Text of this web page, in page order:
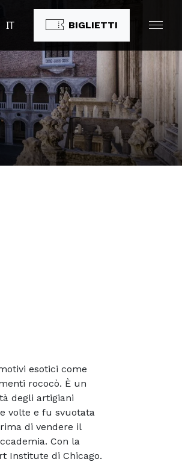
IT BIGLIETTI
esotici come
rococò. È un
degli artigiani
volte e fu svuotata
di vendere il
Con la
Institute di Chicago.